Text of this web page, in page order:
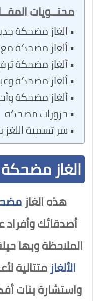
محتــويات
الغاز مضحكة جديدة
ألغاز مضحكة
ألغاز مضحكة
ألغاز مضحكة
ألغاز مضحكة
حزورات مضحكة
سر تسمية اللغز
الغاز مضحكة
هذه الغاز
أصدقائك
الملاحظة وبها
الألغازمتتالية
واستشارة بنات